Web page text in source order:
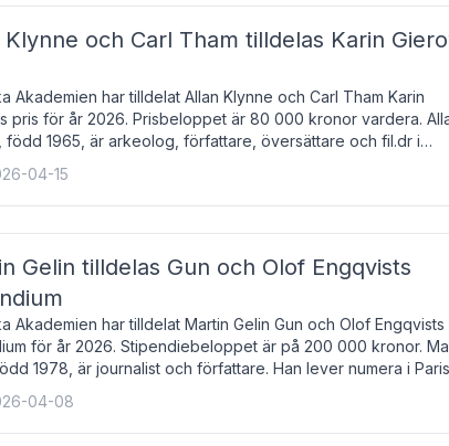
Klynne och Carl Tham tilldelas Karin
Akademien har tilldelat Allan Klynne och Carl Tham Karin
pris för år 2026. Prisbeloppet är 80 000 kronor vardera.
född 1965, är arkeolog, författare, översättare och fil.dr i
kultur och samhällsliv. Ut
04-15
Gelin tilldelas Gun och Olof Engqvists
Akademien har tilldelat Martin Gelin Gun och Olof Engqvists
för år 2026. Stipendiebeloppet är på 200 000 kronor.
1978, är journalist och författare. Han lever numera i Paris
under många år bosat
04-08